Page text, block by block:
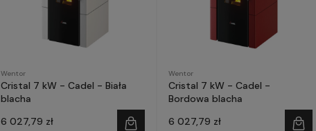
Wentor
Cristal 7 kW - Cadel - Biała
blacha
6 027,79 zł
Wentor
Cristal 7 kW - Cadel -
Bordowa blacha
6 027,79 zł